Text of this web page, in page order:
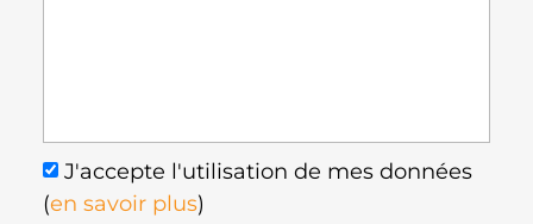
J'accepte l'utilisation de mes données
(en savoir plus)